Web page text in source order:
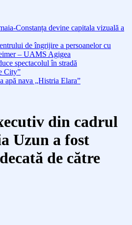
Constanța devine capitala vizuală a
de îngrijire a persoanelor cu
– UAMS Agigea
spectacolul în stradă
City”
apă nava „Histria Elara”
din cadrul
Uzun a fost
de către